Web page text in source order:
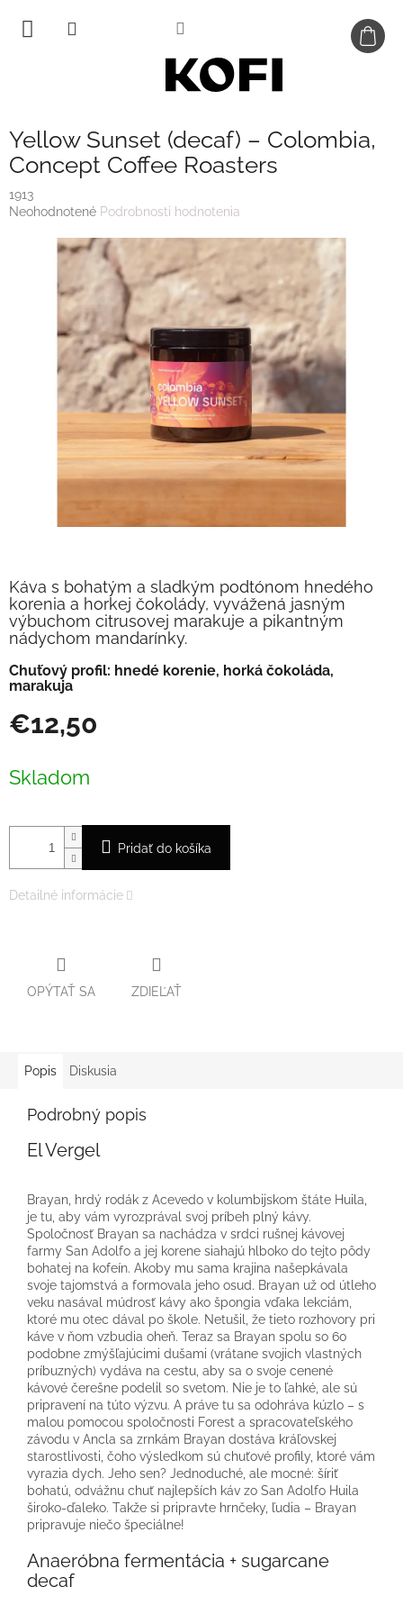
obsah
Yellow Sunset (decaf) – Colombia,
Concept Coffee Roasters
1913
Priemerné
produktu
hviezdičiek.
Neohodnotené Podrobnosti hodnotenia
€12,50
cena:
Skladom
Pridať do košíka
Káva s bohatým a sladkým podtónom hnedého
korenia a horkej čokolády, vyvážená jasným
výbuchom citrusovej marakuje a pikantným
nádychom mandarínky.
Chuťový profil: hnedé korenie, horká čokoláda,
marakuja
Detailné informácie
OPÝTAŤ SA ZDIEĽAŤ
Popis Diskusia
Podrobný popis
El Vergel
Brayan, hrdý rodák z Acevedo v kolumbijskom štáte Huila,
je tu, aby vám vyrozprával svoj príbeh plný kávy.
Spoločnosť Brayan sa nachádza v srdci rušnej kávovej
farmy San Adolfo a jej korene siahajú hlboko do tejto pôdy
bohatej na kofeín. Akoby mu sama krajina našepkávala
svoje tajomstvá a formovala jeho osud. Brayan už od útleho
veku nasával múdrosť kávy ako špongia vďaka lekciám,
ktoré mu otec dával po škole. Netušil, že tieto rozhovory pri
káve v ňom vzbudia oheň. Teraz sa Brayan spolu so 60
podobne zmýšľajúcimi dušami (vrátane svojich vlastných
príbuzných) vydáva na cestu, aby sa o svoje cenené
kávové čerešne podelil so svetom. Nie je to ľahké, ale sú
pripravení na túto výzvu. A práve tu sa odohráva kúzlo – s
malou pomocou spoločnosti Forest a spracovateľského
závodu v Ancla sa zrnkám Brayan dostáva kráľovskej
starostlivosti, čoho výsledkom sú chuťové profily, ktoré vám
vyrazia dych. Jeho sen? Jednoduché, ale mocné: šíriť
bohatú, odvážnu chuť najlepších káv zo San Adolfo Huila
široko-ďaleko. Takže si pripravte hrnčeky, ľudia – Brayan
pripravuje niečo špeciálne!
Anaeróbna fermentácia + sugarcane
decaf